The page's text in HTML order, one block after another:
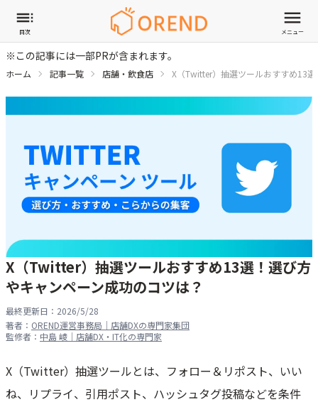
目次 メニュー
※この記事には一部PRが含まれます。
ホーム 記事一覧 店舗・飲食店 X（Twitter）抽選ツールおすすめ13
X（Twitter）抽選ツールおすすめ13選！選び方
やキャンペーン成功のコツは？
最終更新日： 2026/5/28
著者： OREND運営事務局｜店舗DXの専門家集団
監修者： 中島 崚｜店舗DX・IT化の専門家
X（Twitter）抽選ツールとは、フォロー＆リポスト、いい
ね、リプライ、引用ポスト、ハッシュタグ投稿などを条件